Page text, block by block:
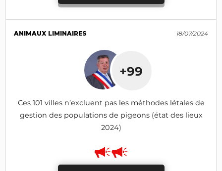
ANIMAUX LIMINAIRES 18/07/2024
+99
Ces 101 villes n’excluent pas les méthodes létales de
gestion des populations de pigeons (état des lieux
2024)